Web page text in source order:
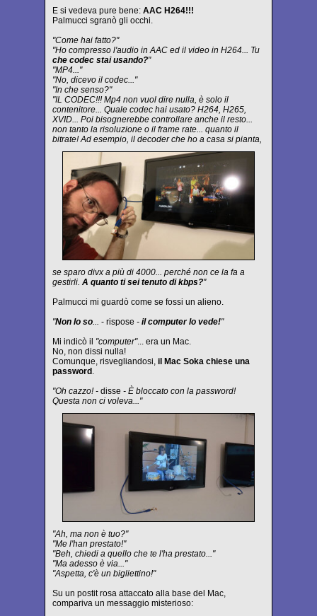
E si vedeva pure bene: AAC H264!!!
Palmucci sgranò gli occhi.
"Come hai fatto?"
"Ho compresso l'audio in AAC ed il video in H264... Tu
che codec stai usando?"
"MP4..."
"No, dicevo il codec..."
"In che senso?"
"IL CODEC!!! Mp4 non vuol dire nulla, è solo il
contenitore... Quale codec hai usato? H264, H265,
XVID... Poi bisognerebbe controllare anche il resto...
non tanto la risoluzione o il frame rate... quanto il
bitrate! Ad esempio, il decoder che ho a casa si pianta,
se sparo divx a più di 4000... perché non ce la fa a
gestirli. A quanto ti sei tenuto di kbps?"
Palmucci mi guardò come se fossi un alieno.
"Non lo so... - rispose - il computer lo vede!"
Mi indicò il "computer"... era un Mac.
No, non dissi nulla!
Comunque, risvegliandosi, il Mac Soka chiese una
password.
"Oh cazzo! - disse - È bloccato con la password!
Questa non ci voleva..."
"Ah, ma non è tuo?"
"Me l'han prestato!"
"Beh, chiedi a quello che te l'ha prestato..."
"Ma adesso è via..."
"Aspetta, c'è un bigliettino!"
Su un postit rosa attaccato alla base del Mac,
compariva un messaggio misterioso: